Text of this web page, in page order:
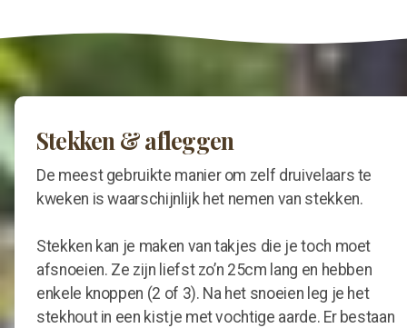
Stekken & afleggen
De meest gebruikte manier om zelf druivelaars te
kweken is waarschijnlijk het nemen van stekken.
Stekken kan je maken van takjes die je toch moet
afsnoeien. Ze zijn liefst zo’n 25cm lang en hebben
enkele knoppen (2 of 3). Na het snoeien leg je het
stekhout in een kistje met vochtige aarde. Er bestaan
Gistingbeheerder
Druiven kweken
Nieuwe planten